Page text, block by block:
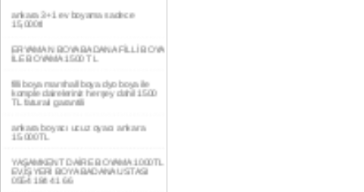
ERYAMAN BOYA BADANA FİLLİ BOYA
İLE BOYAMA 1500 TL
filli boya marshall boya dyo boya ile
komple daireleriniz herşey dahil 1500
ankara boyacı ucuz oyacı ankara
15.000TL
YAŞAMKENT DAİRE BOYAMA 1000TL
EV,İŞYERİ BOYA BADANA USTASI
AKDERE DAİRE BOYAMA 1000TL
EV,İŞYERİ BOYA BADANA USTASI